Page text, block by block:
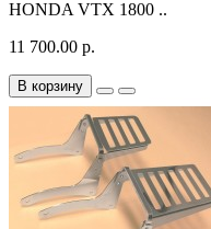
HONDA VTX 1800 ..
11 700.00 р.
В корзину